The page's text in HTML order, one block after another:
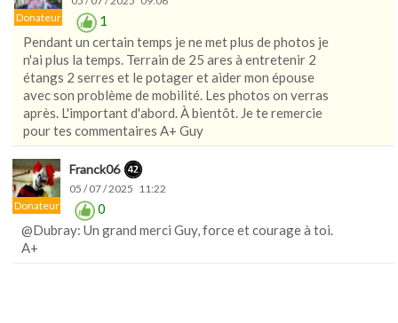
Donateur
1
Pendant un certain temps je ne met plus de photos je
n'ai plus la temps. Terrain de 25 ares à entretenir 2
étangs 2 serres et le potager et aider mon épouse
avec son problème de mobilité. Les photos on verras
après. L'important d'abord. À bientôt. Je te remercie
pour tes commentaires A+ Guy
Donateur
Franck06
05 / 07 / 2025 11:22
0
@Dubray: Un grand merci Guy, force et courage à toi.
A+